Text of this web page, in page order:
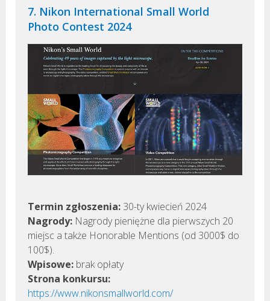
7. Nikon International Small World
Photo Contest 2024
Termin zgłoszenia: 30-ty kwiecień 2024
Nagrody: Nagrody pieniężne dla pierwszych 20
miejsc a także Honorable Mentions (od 3000$ do
100$).
Wpisowe: brak opłaty
Strona konkursu:
https://www.nikonsmallworld.com/